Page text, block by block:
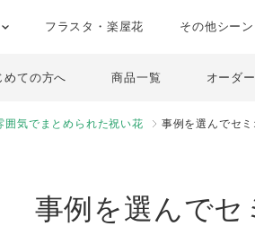
フラスタ・楽屋花 その他シーン
めての方へ 商品一覧 オーダ
囲気でまとめられた祝い花 事例を選んでセ
事例を選んでセ